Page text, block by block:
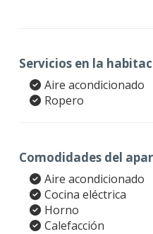
Servicios en la
Aire acondicionado
Ropero
Comodidades del
Aire acondicionado
Cocina eléctrica
Horno
Calefacción